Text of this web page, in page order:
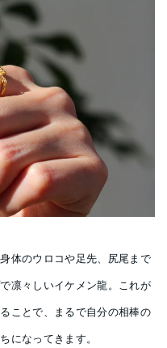
体のウロコや足先、尻尾まで
凛々しいイケメン龍。これが
ことで、まるで自分の相棒の
になってきます。